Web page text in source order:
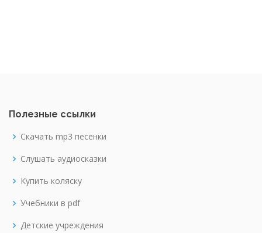
Полезные ссылки
Скачать mp3 песенки
Слушать аудиосказки
Купить коляску
Учебники в pdf
Детские учреждения